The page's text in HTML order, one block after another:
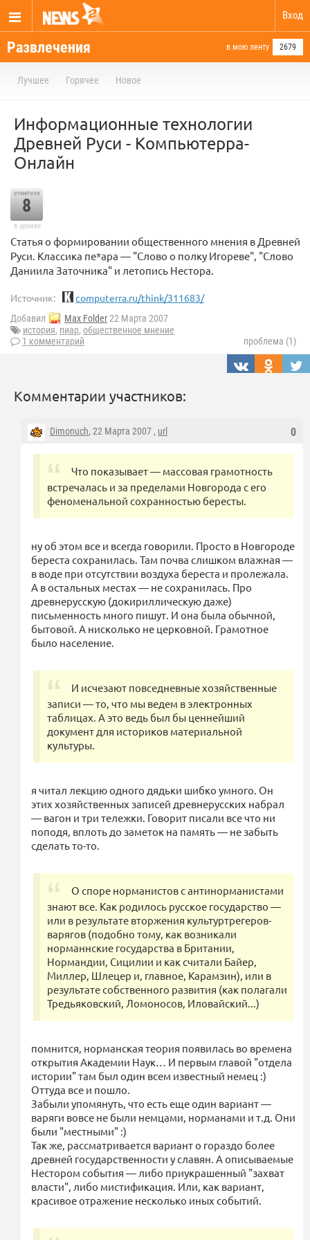
Вход
Развлечения в мою ленту 2679
Лучшее Горячее Новое
Информационные технологии
Древней Руси - Компьютерра-
Онлайн
отметили
8
в архиве
Статья о формировании общественного мнения в Древней
Руси. Классика пе*ара — "Слово о полку Игореве", "Слово
Даниила Заточника" и летопись Нестора.
Источник: computerra.ru/think/311683/
Добавил Max Folder22 Марта 2007
история, пиар, общественное мнение
1 комментарий
проблема (1)
Комментарии участников:
0
Dimonuch, 22 Марта 2007 , url
Что показывает — массовая грамотность
встречалась и за пределами Новгорода с его
феноменальной сохранностью бересты.
ну об этом все и всегда говорили. Просто в Новгороде
береста сохранилась. Там почва слишком влажная —
в воде при отсутствии воздуха береста и пролежала.
А в остальных местах — не сохранилась. Про
древнерусскую (докириллическую даже)
письменность много пишут. И она была обычной,
бытовой. А нисколько не церковной. Грамотное
было население.
И исчезают повседневные хозяйственные
записи — то, что мы ведем в электронных
таблицах. А это ведь был бы ценнейший
документ для историков материальной
культуры.
я читал лекцию одного дядьки шибко умного. Он
этих хозяйственных записей древнерусских набрал
— вагон и три тележки. Говорит писали все что ни
поподя, вплоть до заметок на память — не забыть
сделать то-то.
О споре норманистов с антинорманистами
знают все. Как родилось русское государство —
или в результате вторжения культуртрегеров-
варягов (подобно тому, как возникали
норманнские государства в Британии,
Нормандии, Сицилии и как считали Байер,
Миллер, Шлецер и, главное, Карамзин), или в
результате собственного развития (как полагали
Тредьяковский, Ломоносов, Иловайский...)
помнится, норманская теория появилась во времена
открытия Академии Наук… И первым главой "отдела
истории" там был один всем известный немец :)
Оттуда все и пошло.
Забыли упомянуть, что есть еще один вариант —
варяги вовсе не были немцами, норманами и т.д. Они
были "местными" :)
Так же, рассматривается вариант о гораздо более
древней государственности у славян. А описываемые
Нестором события — либо приукрашенный "захват
власти", либо мистификация. Или, как вариант,
красивое отражение несколько иных событий.